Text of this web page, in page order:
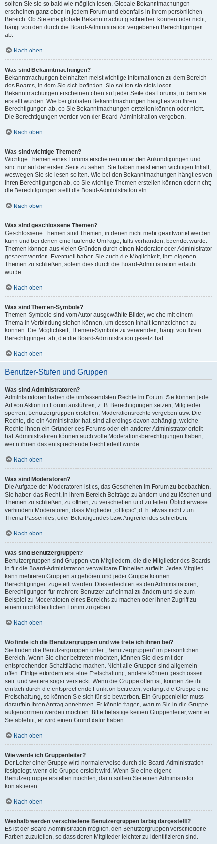
sollten Sie sie so bald wie möglich lesen. Globale Bekanntmachungen
erscheinen ganz oben in jedem Forum und ebenfalls in Ihrem persönlichen
Bereich. Ob Sie eine globale Bekanntmachung schreiben können oder nicht,
hängt von den durch die Board-Administration vergebenen Berechtigungen
ab.
Nach oben
Was sind Bekanntmachungen?
Bekanntmachungen beinhalten meist wichtige Informationen zu dem Bereich
des Boards, in dem Sie sich befinden. Sie sollten sie stets lesen.
Bekanntmachungen erscheinen oben auf jeder Seite des Forums, in dem sie
erstellt wurden. Wie bei globalen Bekanntmachungen hängt es von Ihren
Berechtigungen ab, ob Sie Bekanntmachungen erstellen können oder nicht.
Die Berechtigungen werden von der Board-Administration vergeben.
Nach oben
Was sind wichtige Themen?
Wichtige Themen eines Forums erscheinen unter den Ankündigungen und
sind nur auf der ersten Seite zu sehen. Sie haben meist einen wichtigen Inhalt,
weswegen Sie sie lesen sollten. Wie bei den Bekanntmachungen hängt es von
Ihren Berechtigungen ab, ob Sie wichtige Themen erstellen können oder nicht;
die Berechtigungen stellt die Board-Administration ein.
Nach oben
Was sind geschlossene Themen?
Geschlossene Themen sind Themen, in denen nicht mehr geantwortet werden
kann und bei denen eine laufende Umfrage, falls vorhanden, beendet wurde.
Themen können aus vielen Gründen durch einen Moderator oder Administrator
gesperrt werden. Eventuell haben Sie auch die Möglichkeit, Ihre eigenen
Themen zu schließen, sofern dies durch die Board-Administration erlaubt
wurde.
Nach oben
Was sind Themen-Symbole?
Themen-Symbole sind vom Autor ausgewählte Bilder, welche mit einem
Thema in Verbindung stehen können, um dessen Inhalt kennzeichnen zu
können. Die Möglichkeit, Themen-Symbole zu verwenden, hängt von Ihren
Berechtigungen ab, die die Board-Administration gesetzt hat.
Nach oben
Benutzer-Stufen und Gruppen
Was sind Administratoren?
Administratoren haben die umfassendsten Rechte im Forum. Sie können jede
Art von Aktion im Forum ausführen; z. B. Berechtigungen setzen, Mitglieder
sperren, Benutzergruppen erstellen, Moderationsrechte vergeben usw. Die
Rechte, die ein Administrator hat, sind allerdings davon abhängig, welche
Rechte ihnen ein Gründer des Forums oder ein anderer Administrator erteilt
hat. Administratoren können auch volle Moderationsberechtigungen haben,
wenn ihnen das entsprechende Recht erteilt wurde.
Nach oben
Was sind Moderatoren?
Die Aufgabe der Moderatoren ist es, das Geschehen im Forum zu beobachten.
Sie haben das Recht, in ihrem Bereich Beiträge zu ändern und zu löschen und
Themen zu schließen, zu öffnen, zu verschieben und zu teilen. Üblicherweise
verhindern Moderatoren, dass Mitglieder „offtopic“, d. h. etwas nicht zum
Thema Passendes, oder Beleidigendes bzw. Angreifendes schreiben.
Nach oben
Was sind Benutzergruppen?
Benutzergruppen sind Gruppen von Mitgliedern, die die Mitglieder des Boards
in für die Board-Administration verwaltbare Einheiten aufteilt. Jedes Mitglied
kann mehreren Gruppen angehören und jeder Gruppe können
Berechtigungen zugeteilt werden. Dies erleichtert es den Administratoren,
Berechtigungen für mehrere Benutzer auf einmal zu ändern und sie zum
Beispiel zu Moderatoren eines Bereichs zu machen oder ihnen Zugriff zu
einem nichtöffentlichen Forum zu geben.
Nach oben
Wo finde ich die Benutzergruppen und wie trete ich ihnen bei?
Sie finden die Benutzergruppen unter „Benutzergruppen“ im persönlichen
Bereich. Wenn Sie einer beitreten möchten, können Sie dies mit der
entsprechenden Schaltfläche machen. Nicht alle Gruppen sind allgemein
offen. Einige erfordern erst eine Freischaltung, andere können geschlossen
sein und weitere sogar versteckt. Wenn die Gruppe offen ist, können Sie ihr
einfach durch die entsprechende Funktion beitreten; verlangt die Gruppe eine
Freischaltung, so können Sie sich für sie bewerben. Ein Gruppenleiter muss
daraufhin Ihren Antrag annehmen. Er könnte fragen, warum Sie in die Gruppe
aufgenommen werden möchten. Bitte belästige keinen Gruppenleiter, wenn er
Sie ablehnt, er wird einen Grund dafür haben.
Nach oben
Wie werde ich Gruppenleiter?
Der Leiter einer Gruppe wird normalerweise durch die Board-Administration
festgelegt, wenn die Gruppe erstellt wird. Wenn Sie eine eigene
Benutzergruppe erstellen möchten, dann sollten Sie einen Administrator
kontaktieren.
Nach oben
Weshalb werden verschiedene Benutzergruppen farbig dargestellt?
Es ist der Board-Administration möglich, den Benutzergruppen verschiedene
Farben zuzuteilen, so dass deren Mitglieder leichter zu identifizieren sind.